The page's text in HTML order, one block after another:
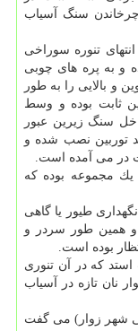
چرخاندن سنگ آسیاب
تنوره سوراخی
و به پره های چوبی
بالایی را به طور
ثابت بوده و وسط
سنگ زیرین عبور
توربین نصب شده و
در می آمده است.
یك مجموعه بوده كه
طیور یا گاهی
و همین طور سردر و
بوده است.
كه در آن تنوری
نان تازه در آسیاب
شهر زوار) می گفت